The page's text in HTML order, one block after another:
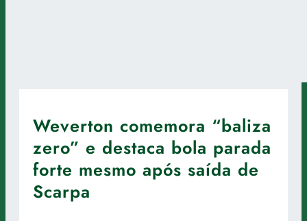
Weverton comemora “baliza
zero” e destaca bola parada
forte mesmo após saída de
Scarpa